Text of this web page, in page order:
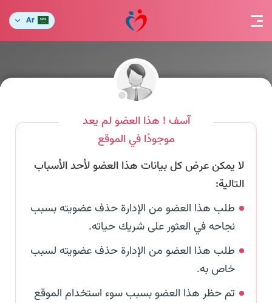
Ar
آسف ! هذا العضو لم يعد
موجودًا في الموقع
لا يمكن عرض كل بيانات هذا العضو لأحد الأسباب
التالية:
طلب هذا العضو من الإدارة حذف عضويته بسبب
نجاحه في العثور على شريك حياته.
طلب هذا العضو من الإدارة حذف عضويته لسبب
خاص به.
تم حظر هذا العضو بسبب سوء استخدام الموقع